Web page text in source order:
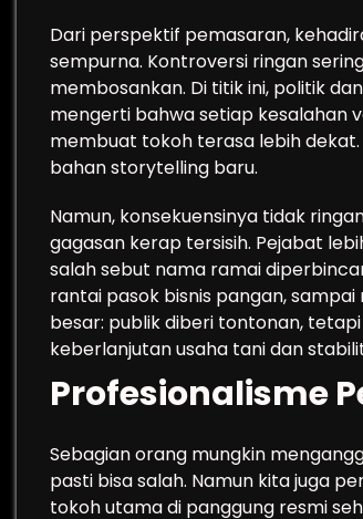
Dari perspektif pemasaran,
sempurna. Kontroversi ringan
membosankan. Di titik ini, politik
mengerti bahwa setiap kesalahan
membuat tokoh terasa lebih dekat.
bahan storytelling baru.
Namun, konsekuensinya tidak
gagasan kerap tersisih. Pejabat
salah sebut nama ramai
rantai pasok bisnis pangan,
besar: publik diberi tontonan,
keberlanjutan usaha tani dan
Profesionalisme
Sebagian orang mungkin
pasti bisa salah. Namun kita juga
tokoh utama di panggung resmi